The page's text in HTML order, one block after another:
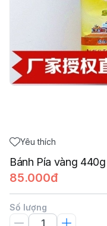
Yêu thích
Bánh Pía vàng
85.000đ
Số lượng